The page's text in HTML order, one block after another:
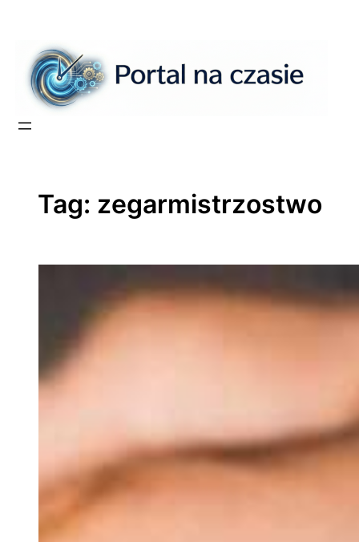
treści
Tag: zegarmistrzostwo